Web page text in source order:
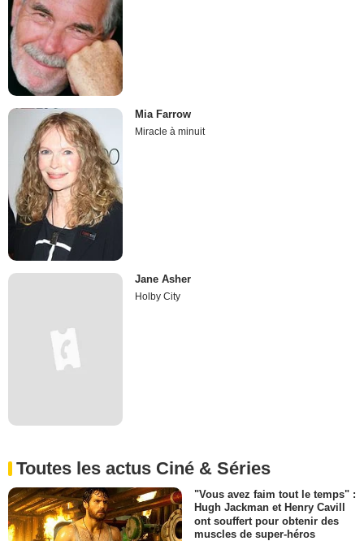
Mia Farrow
Miracle à minuit
Jane Asher
Holby City
Toutes les actus Ciné & Séries
"Vous avez faim tout le temps" :
Hugh Jackman et Henry Cavill
ont souffert pour obtenir des
muscles de super-héros